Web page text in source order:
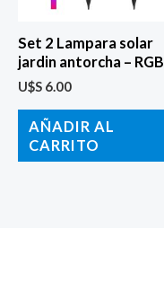
Set 2 Lampara solar
jardin antorcha – RGB
U$S 6.00
AÑADIR AL
CARRITO